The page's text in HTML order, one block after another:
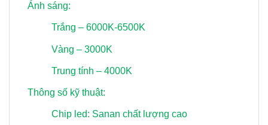
Ánh sáng:
Trắng – 6000K-6500K
Vàng – 3000K
Trung tính – 4000K
Thông số kỹ thuật:
Chip led: Sanan chất lượng cao